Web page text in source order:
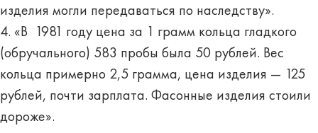
изделия могли передаваться по наследству».
4. «В 1981 году цена за 1 грамм кольца гладкого
(обручального) 583 пробы была 50 рублей. Вес
кольца примерно 2,5 грамма, цена изделия — 125
рублей, почти зарплата. Фасонные изделия стоили
дороже».